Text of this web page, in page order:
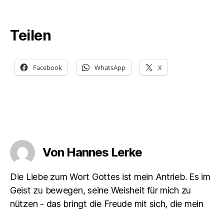
Teilen
Facebook WhatsApp X
Von Hannes Lerke
Die Liebe zum Wort Gottes ist mein Antrieb. Es im
Geist zu bewegen, seine Weisheit für mich zu
nützen - das bringt die Freude mit sich, die mein